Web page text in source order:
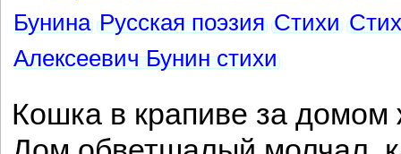
Бунина Русская поэзия Стихи
Алексеевич Бунин стихи
Кошка в крапиве за домом